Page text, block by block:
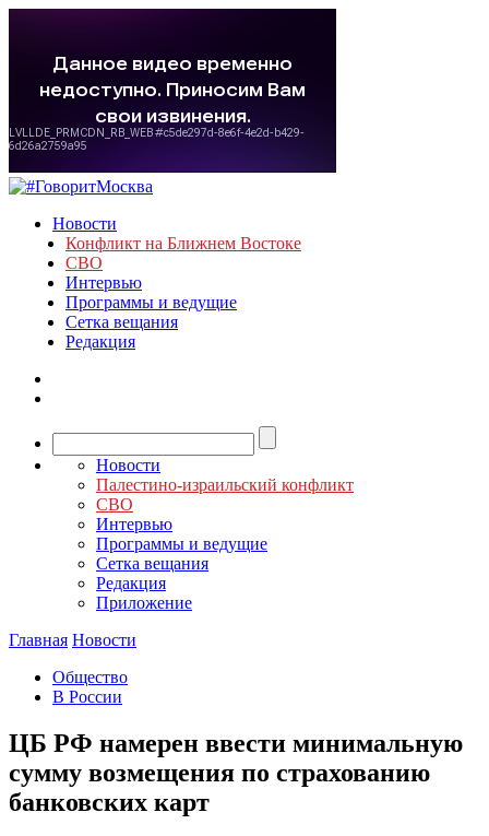
Новости
Конфликт на Ближнем Востоке
СВО
Интервью
Программы и ведущие
Сетка вещания
Редакция
Новости
Палестино-израильский конфликт
СВО
Интервью
Программы и ведущие
Сетка вещания
Редакция
Приложение
Главная Новости
Общество
В России
ЦБ РФ намерен ввести минимальную
сумму возмещения по страхованию
банковских карт